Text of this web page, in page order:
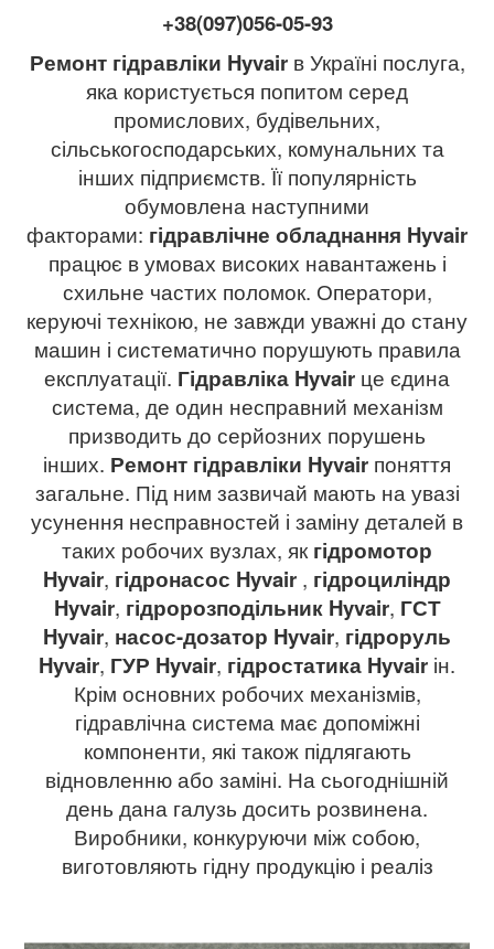
+38(097)056-05-93
Ремонт гідравліки Hyvair в Україні послуга,
яка користується попитом серед
промислових, будівельних,
сільськогосподарських, комунальних та
інших підприємств. Її популярність
обумовлена ​​наступними
факторами: гідравлічне обладнання Hyvair
працює в умовах високих навантажень і
схильне частих поломок. Оператори,
керуючі технікою, не завжди уважні до стану
машин і систематично порушують правила
експлуатації. Гідравліка Hyvair це єдина
система, де один несправний механізм
призводить до серйозних порушень
інших. Ремонт гідравліки Hyvair поняття
загальне. Під ним зазвичай мають на увазі
усунення несправностей і заміну деталей в
таких робочих вузлах, якгідромотор
Hyvair, гідронасос Hyvair , гідроциліндр
Hyvair, гідророзподільник Hyvair, ГСТ
Hyvair, насос-дозатор Hyvair, гідроруль
Hyvair, ГУР Hyvair, гідростатика Hyvair ін.
Крім основних робочих механізмів,
гідравлічна система має допоміжні
компоненти, які також підлягають
відновленню або заміні. На сьогоднішній
день дана галузь досить розвинена.
Виробники, конкуруючи між собою,
виготовляють гідну продукцію і реаліз